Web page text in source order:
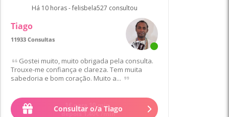
Há 10 horas - felisbela527 consultou
Tiago
11933 Consultas
Gostei muito, muito obrigada pela consulta.
Trouxe-me confiança e clareza. Tem muita
sabedoria e bom coração. Muito a...
Consultar o/a Tiago